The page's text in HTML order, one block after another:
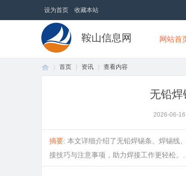
设为首页 收藏本站
鞍山信息网 网站首
首页 资讯 查看内容
无铅
2026-06-16
摘要: 本文详细介绍了无铅焊锡条、焊锡线
接技巧与注意事项，助力焊接工作更轻松。